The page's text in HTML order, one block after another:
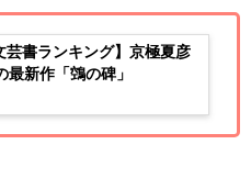
芸書ランキング】京極夏彦
最新作「鵼の碑」